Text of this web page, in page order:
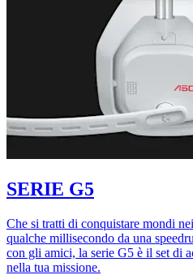
SERIE G5
Che si tratti di conquistare mondi
qualche millisecondo da una
con gli amici, la serie G5 è il set di
nella tua missione.